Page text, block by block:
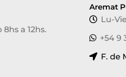
8hs a 12hs.
Aremat
Lu-
+54 9
F. de